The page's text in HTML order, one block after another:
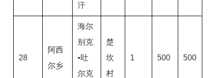
汗
28
阿西
尔乡
海尔
别克
•吐
尔克
楚
坎
村
1 500 500